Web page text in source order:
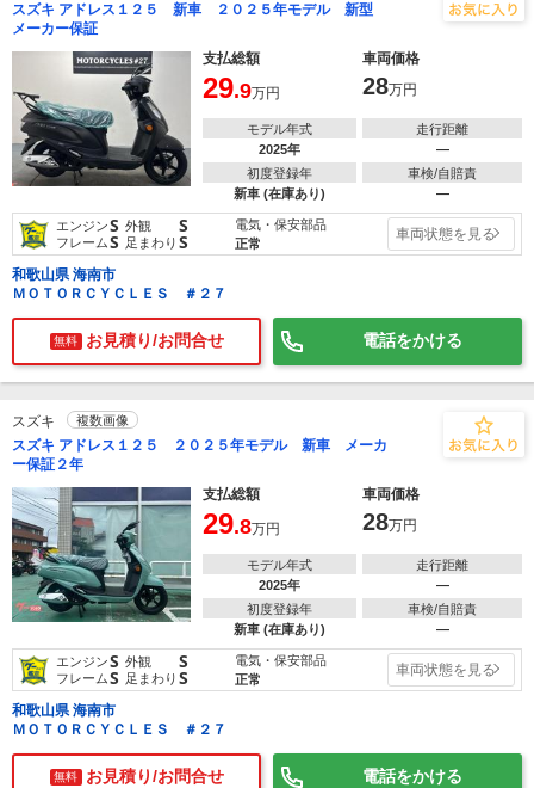
スズキ アドレス１２５ 新車 ２０２５年モデル 新型
メーカー保証
支払総額
車両価格
29.9万円 28万円
モデル年式
2025年
走行距離
―
初度登録年
新車 (在庫あり)
車検/自賠責
―
エンジンS 外観 S
フレームS 足まわり S
電気・保安部品
正常
車両状態を見る
和歌山県 海南市
ＭＯＴＯＲＣＹＣＬＥＳ ＃２７
無料 お見積り/お問合せ 電話をかける
スズキ 複数画像
スズキ アドレス１２５ ２０２５年モデル 新車 メーカ
ー保証２年
支払総額
車両価格
29.8万円 28万円
モデル年式
2025年
走行距離
―
初度登録年
新車 (在庫あり)
車検/自賠責
―
エンジンS 外観 S
フレームS 足まわり S
電気・保安部品
正常
車両状態を見る
和歌山県 海南市
ＭＯＴＯＲＣＹＣＬＥＳ ＃２７
無料 お見積り/お問合せ 電話をかける